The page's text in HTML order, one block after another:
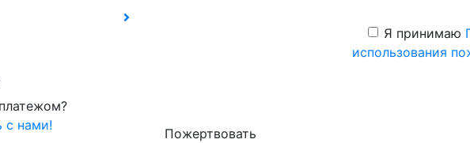
с нами!
Я принимаю
использования
Пожертвовать